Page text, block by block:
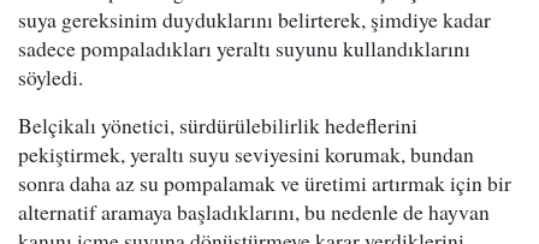
suya gereksinim duyduklarını belirterek, şimdiye kadar
sadece pompaladıkları yeraltı suyunu kullandıklarını
söyledi.
Belçikalı yönetici, sürdürülebilirlik hedeflerini
pekiştirmek, yeraltı suyu seviyesini korumak, bundan
sonra daha az su pompalamak ve üretimi artırmak için bir
alternatif aramaya başladıklarını, bu nedenle de hayvan